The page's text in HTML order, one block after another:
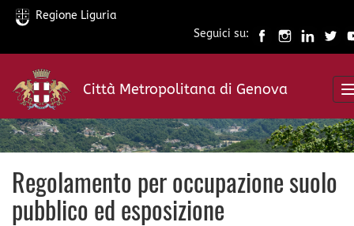
Salta
contenuto
principale
Regione Liguria
Seguici su:
Città Metropolitana di Genova
Regolamento per occupazione suolo
pubblico ed esposizione